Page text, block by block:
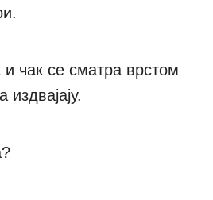
чак се сматра врстом